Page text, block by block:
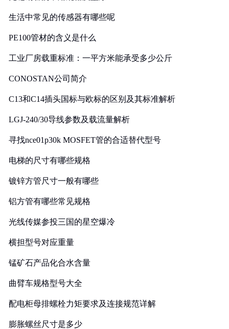
生活中常见的传感器有哪些呢
PE100管材的含义是什么
工业厂房载重标准：一平方米能承受多少公斤
CONOSTAN公司简介
C13和C14插头国标与欧标的区别及其标准解析
LGJ-240/30导线参数及载流量解析
寻找nce01p30k MOSFET管的合适替代型号
电梯的尺寸有哪些规格
镀锌方管尺寸一般有哪些
铝方管有哪些常见规格
光线传媒参投三国的星空爆冷
横担型号对应重量
锰矿石产品化合水含量
曲臂车规格型号大全
配电柜母排螺栓力矩要求及连接规范详解
膨胀螺丝尺寸是多少